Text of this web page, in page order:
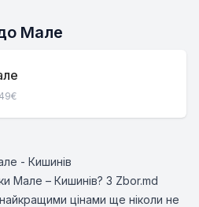
Мале
- Кишинів
Мале – Кишинів? З Zbor.md
цінами ще ніколи не